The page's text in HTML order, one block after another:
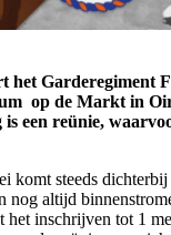
het Garderegiment
op de Markt in
is een reünie,
komt steeds
nog altijd
het inschrijven tot 1